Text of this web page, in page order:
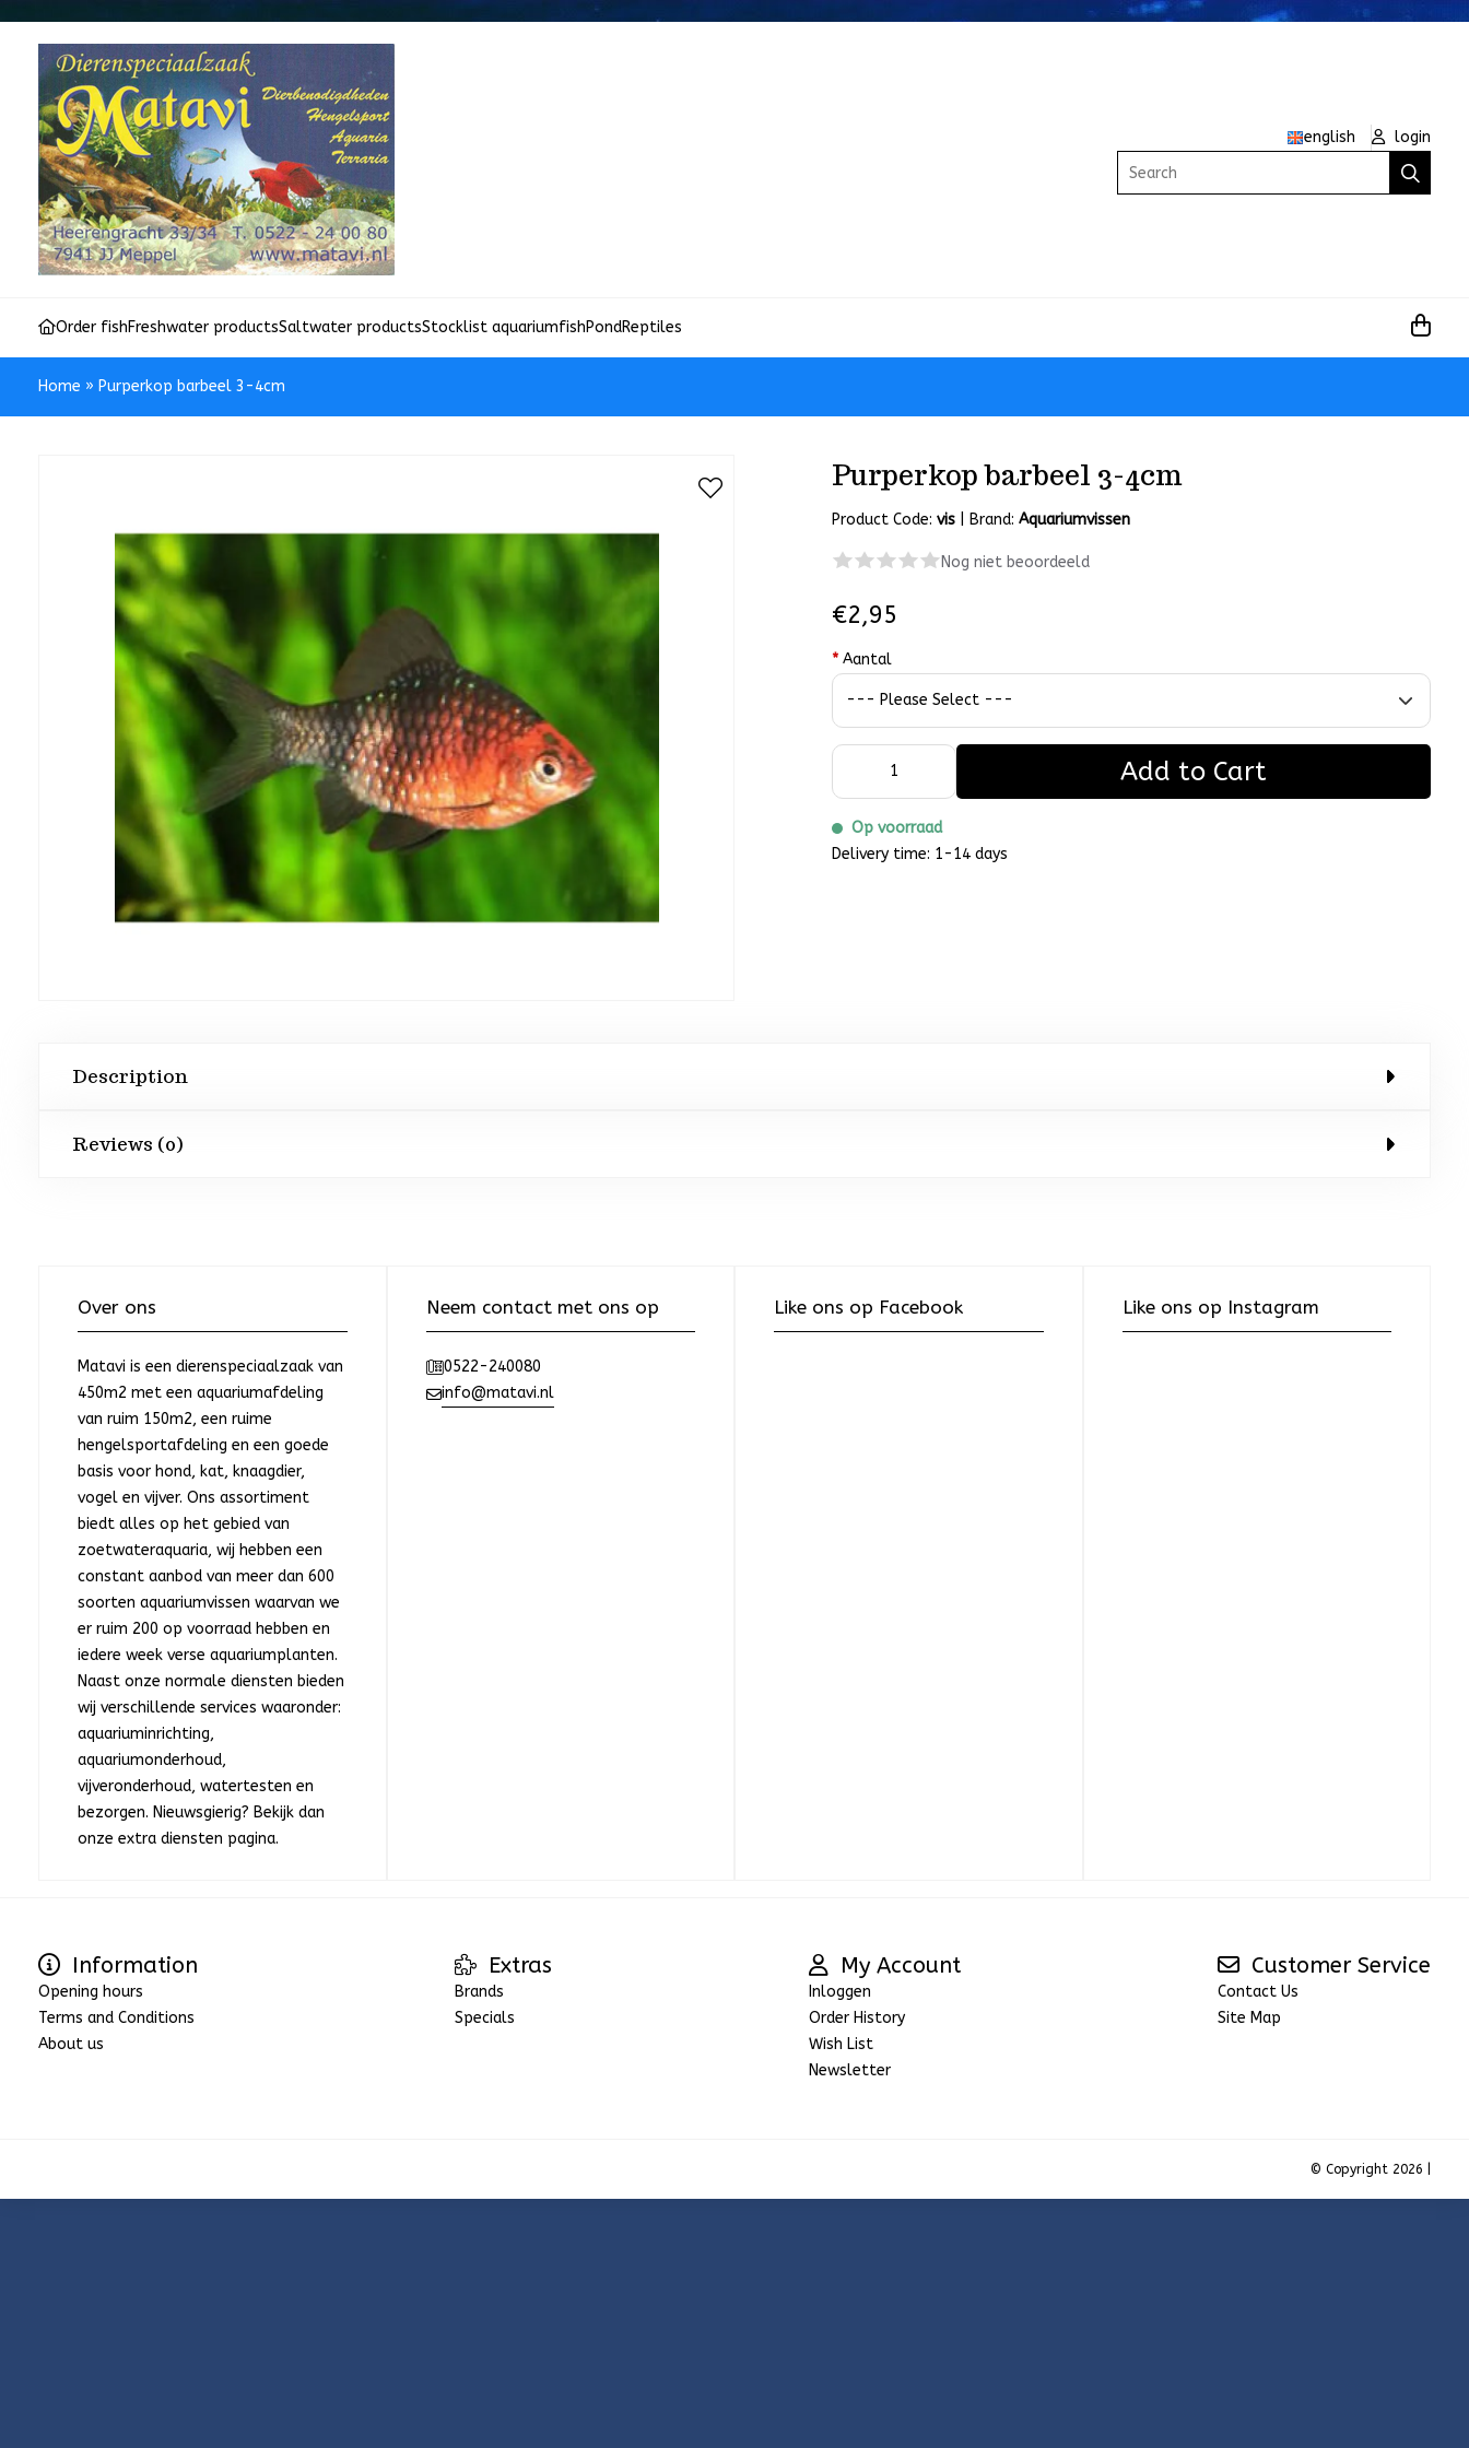
english
login
Search
Order fishFreshwater productsSaltwater productsStocklist aquariumfishPondReptiles
Home » Purperkop barbeel 3-4cm
Purperkop barbeel 3-4cm
Product Code:vis Brand:Aquariumvissen
Nog niet beoordeeld
€2,95
* Aantal
Add to Cart
Op voorraad
Delivery time: 1-14 days
Description
Reviews (0)
Over ons
Matavi is een dierenspeciaalzaak van
450m2 met een aquariumafdeling
van ruim 150m2, een ruime
hengelsportafdeling en een goede
basis voor hond, kat, knaagdier,
vogel en vijver. Ons assortiment
biedt alles op het gebied van
zoetwateraquaria, wij hebben een
constant aanbod van meer dan 600
soorten aquariumvissen waarvan we
er ruim 200 op voorraad hebben en
iedere week verse aquariumplanten.
Naast onze normale diensten bieden
wij verschillende services waaronder:
aquariuminrichting,
aquariumonderhoud,
vijveronderhoud, watertesten en
bezorgen. Nieuwsgierig? Bekijk dan
onze extra diensten pagina.
Neem contact met ons op
0522-240080
info@matavi.nl
Like ons op Facebook Like ons op Instagram
Information
Opening hours
Terms and Conditions
About us
Extras
Brands
Specials
My Account
Inloggen
Order History
Wish List
Newsletter
Customer Service
Contact Us
Site Map
© Copyright 2026 |